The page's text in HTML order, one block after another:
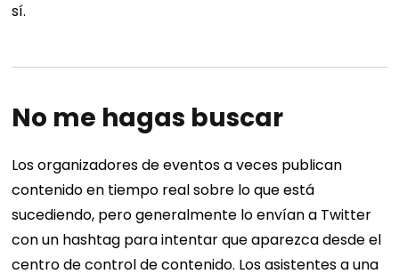
sí.
No me hagas buscar
Los organizadores de eventos a veces publican
contenido en tiempo real sobre lo que está
sucediendo, pero generalmente lo envían a Twitter
con un hashtag para intentar que aparezca desde el
centro de control de contenido. Los asistentes a una